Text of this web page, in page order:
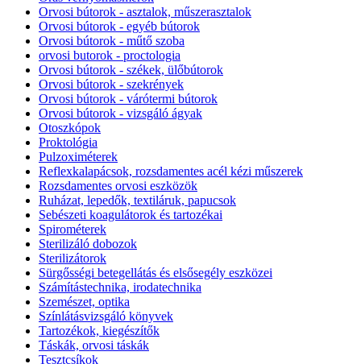
Orvosi bútorok - asztalok, műszerasztalok
Orvosi bútorok - egyéb bútorok
Orvosi bútorok - műtő szoba
orvosi butorok - proctologia
Orvosi bútorok - székek, ülőbútorok
Orvosi bútorok - szekrények
Orvosi bútorok - várótermi bútorok
Orvosi bútorok - vizsgáló ágyak
Otoszkópok
Proktológia
Pulzoximéterek
Reflexkalapácsok, rozsdamentes acél kézi műszerek
Rozsdamentes orvosi eszközök
Ruházat, lepedők, textiláruk, papucsok
Sebészeti koagulátorok és tartozékai
Spirométerek
Sterilizáló dobozok
Sterilizátorok
Sürgősségi betegellátás és elsősegély eszközei
Számítástechnika, irodatechnika
Szemészet, optika
Színlátásvizsgáló könyvek
Tartozékok, kiegészítők
Táskák, orvosi táskák
Tesztcsíkok